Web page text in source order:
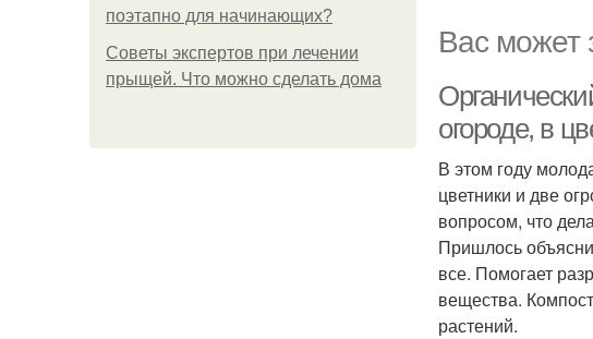
поэтапно для начинающих?
Советы экспертов при лечении
прыщей. Что можно сделать дома
Вас может
огороде, в
В этом году
цветники и две
вопросом, что
Пришлось
все. Помогает
вещества.
растений.